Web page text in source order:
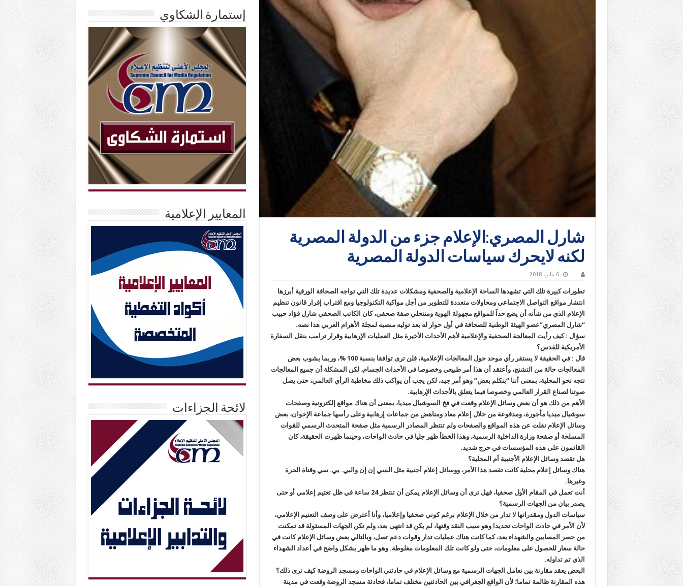
شارل المصري:الإعلام جزء من الدولة المصرية
لكنه لايحرك سياسات الدولة المصرية
6 يناير، 2018
تطورات كبيرة تلك التي تشهدها الساحة الإعلامية والصحفية ومشكلات عديدة تلك التي تواجه الصحافة الورقية أبرزها
انتشار مواقع التواصل الاجتماعي ومحاولات متعددة للتطوير من أجل مواكبة التكنولوجيا ومع اقتراب إقرار قانون تنظيم
الإعلام الذي من شأنه أن يضع حداً للمواقع مجهولة الهوية ومنتحلي صفة صحفي، كان الكاتب الصحفي شارل فؤاد حبيب
“شارل المصري”عضو الهيئة الوطنية للصحافة في أول حوار له بعد توليه منصبه لمجلة الأهرام العربي هذا نصه.
سؤال : كيف رأيت المعالجة الصحفية والإعلامية لأهم الأحداث الأخيرة مثل العمليات الإرهابية وقرار ترامب بنقل السفارة
الأمريكية للقدس؟
قال : في الحقيقة لا يستقر رأي موحد حول المعالجات الإعلامية، فلن ترى توافقا بنسبة 100 %، وربما يشوب بعض
المعالجات حالة من التشنج، وأعتقد أن هذا أمر طبيعي وخصوصا في الأحداث الجسام، لكن المشكلة أن جميع المعالجات
تتجه نحو المحلية، بمعنى أننا “بنكلم بعض” وهو أمر جيد، لكن يجب أن يواكب ذلك مخاطبة الرأي العالمي، حتى يصل
صوتنا لصناع القرار العالمي وخصوصا فيما يتعلق بالأحداث الإرهابية.
الأهم من ذلك هو أن بعض وسائل الإعلام وقعت في فخ السوشيال ميديا، بمعنى أن هناك مواقع إلكترونية وصفحات
سوشيال ميديا مأجورة، ومدفوعة من خلال إعلام معاد ومناهض من جماعات إرهابية وعلى رأسها جماعة الإخوان، بعض
وسائل الإعلام نقلت عن هذه المواقع والصفحات ولم تنتظر المصادر الرسمية مثل صفحة المتحدث الرسمي للقوات
المسلحة أو صفحة وزارة الداخلية الرسمية، وهذا الخطأ ظهر جليا في حادث الواحات، وحينما ظهرت الحقيقة، كان
القائمون على هذه المؤسسات في حرج شديد.
هل تقصد وسائل الإعلام الأجنبية أم المحلية؟
هناك وسائل إعلام محلية كانت تقصد هذا الأمر، ووسائل إعلام أجنبية مثل السي إن إن والبي. بي. سي وقناة الحرة
وغيرها.
أنت تعمل في المقام الأول صحفيا، فهل ترى أن وسائل الإعلام يمكن أن تنتظر 24 ساعة في ظل تعتيم إعلامي أو حتى
يصدر بيان من الجهات الرسمية؟
سياسات الدول ومقدراتها لا تدار من خلال الإعلام برغم كوني صحفيا وإعلاميا، وأنا أعترض على وصف التعتيم الإعلامي،
لأن الأمر في حادث الواحات تحديدا وهو سبب النقد وقتها، لم يكن قد انتهى بعد، ولم تكن الجهات المسئولة قد تمكنت
من حصر المصابين والشهداء بعد، كما كانت هناك عمليات تدار وقوات دعم تصل، وبالتالي بعض وسائل الإعلام كانت في
حالة سعار للحصول على معلومات، حتى ولو كانت تلك المعلومات مغلوطة. وهو ما ظهر بشكل واضح في أعداد الشهداء
الذي تم تداوله.
البعض يعقد مقارنة بين تعامل الجهات الرسمية مع وسائل الإعلام في حادثتي الواحات ومسجد الروضة كيف ترى ذلك؟
هذه المقارنة ظالمة تماما؛ لأن الواقع الجغرافي بين الحادثتين مختلف تماما، فحادثة مسجد الروضة وقعت في مدينة
إستمارة الشكاوي
المعايير الإعلامية
لائحة الجزاءات